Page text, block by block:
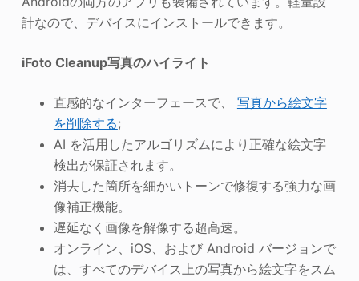
計なので、デバイスにインストールできます。
iFoto Cleanup写真のハイライト
直感的なインターフェースで、 写真から絵文字
を削除する;
AI を活用したアルゴリズムにより正確な絵文字
検出が保証されます。
消去した箇所を細かいトーンで修復する強力な画
像補正機能。
遅延なく画像を解像する超高速。
オンライン、iOS、および Android バージョンで
は、すべてのデバイス上の写真から絵文字をスム